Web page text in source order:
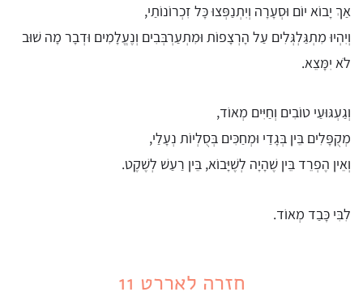
אַךְ יָבוֹא יוֹם וּסְעָרָה וְיִתְנַפְּצוּ כָּל זִכְרוֹנוֹתַי,
וְיִהְיוּ מִתְגַּלְגְּלִים עַל הָרְצָפוֹת וּמִתְעַרְבְּבִים וְנֶעֱלָמִים וּדְבָר מָה שׁוּב
לֹא יִמָּצֵא.
וְגַעְגּוּעַי טוֹבִים וְחַיִּים מְאוֹד,
מְקֻפָּלִים בֵּין בְּגָדַי וּמְחַכִּים בְּסֻלְיוֹת נְעָלַי,
וְאֵין הֶפְרֵד בֵּין שֶׁהָיָה לְשֶׁיָּבוֹא, בֵּין רַעַשׁ לְשֶׁקֶט.
לִבִּי כָּבַד מְאוֹד.
חזרה לאררט 11